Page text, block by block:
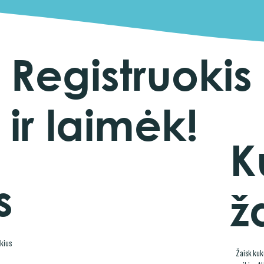
Registruokis
ir laimėk!
Žaisk